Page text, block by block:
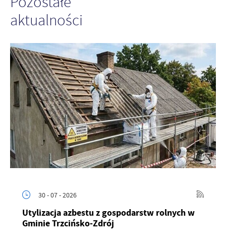
aktualności
30 - 07 - 2026
Utylizacja azbestu z gospodarstw rolnych w
Gminie Trzcińsko-Zdrój